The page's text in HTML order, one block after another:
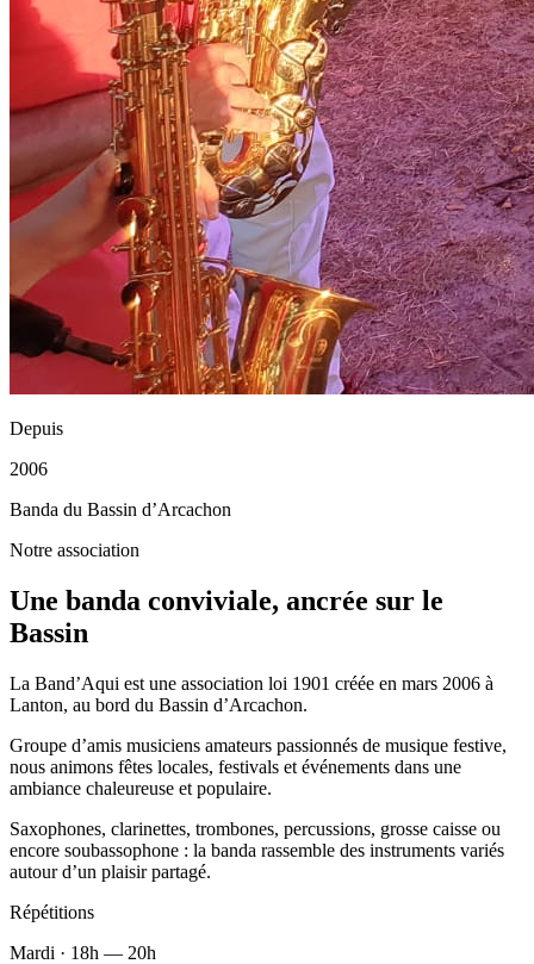
Depuis
2006
Banda du Bassin d’Arcachon
Notre association
Une banda conviviale, ancrée sur le
Bassin
La Band’Aqui est une association loi 1901 créée en mars 2006 à
Lanton, au bord du Bassin d’Arcachon.
Groupe d’amis musiciens amateurs passionnés de musique festive,
nous animons fêtes locales, festivals et événements dans une
ambiance chaleureuse et populaire.
Saxophones, clarinettes, trombones, percussions, grosse caisse ou
encore soubassophone : la banda rassemble des instruments variés
autour d’un plaisir partagé.
Répétitions
Mardi · 18h — 20h